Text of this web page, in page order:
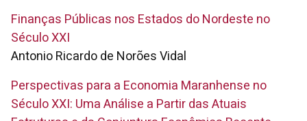
Finanças Públicas nos Estados do Nordeste no
Século XXI
Antonio Ricardo de Norões Vidal
Perspectivas para a Economia Maranhense no
Século XXI: Uma Análise a Partir das Atuais